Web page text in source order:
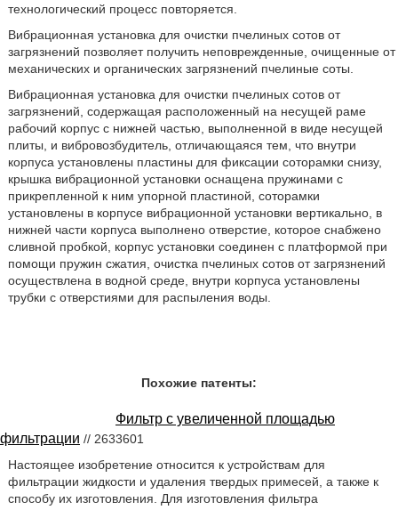
технологический процесс повторяется.
Вибрационная установка для очистки пчелиных сотов от
загрязнений позволяет получить неповрежденные, очищенные от
механических и органических загрязнений пчелиные соты.
Вибрационная установка для очистки пчелиных сотов от
загрязнений, содержащая расположенный на несущей раме
рабочий корпус с нижней частью, выполненной в виде несущей
плиты, и вибровозбудитель, отличающаяся тем, что внутри
корпуса установлены пластины для фиксации соторамки снизу,
крышка вибрационной установки оснащена пружинами с
прикрепленной к ним упорной пластиной, соторамки
установлены в корпусе вибрационной установки вертикально, в
нижней части корпуса выполнено отверстие, которое снабжено
сливной пробкой, корпус установки соединен с платформой при
помощи пружин сжатия, очистка пчелиных сотов от загрязнений
осуществлена в водной среде, внутри корпуса установлены
трубки с отверстиями для распыления воды.
Похожие патенты:
Фильтр с увеличенной площадью
фильтрации // 2633601
Настоящее изобретение относится к устройствам для
фильтрации жидкости и удаления твердых примесей, а также к
способу их изготовления. Для изготовления фильтра